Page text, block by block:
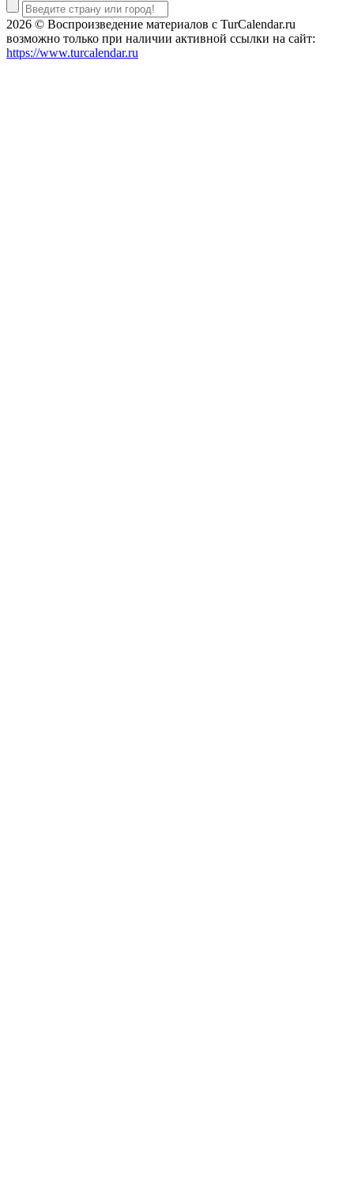
2026 © Воспроизведение материалов c TurCalendar.ru
возможно только при наличии активной ссылки на сайт:
https://www.turcalendar.ru